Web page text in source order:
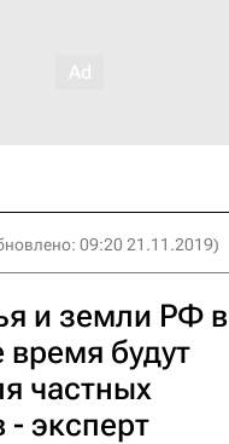
09:20 21.11.2019)
и земли РФ в
будут
частных
- эксперт